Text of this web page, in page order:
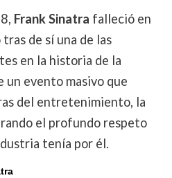
Frank Sinatra falleció en
tras de sí una de las
en la historia de la
un evento masivo que
del entretenimiento, la
el profundo respeto
tenía por él.